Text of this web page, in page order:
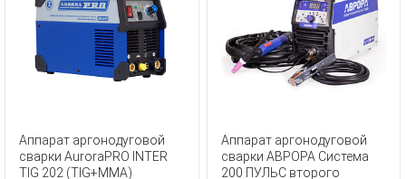
Аппарат аргонодуговой
сварки AuroraPRO INTER
TIG 202 (TIG+MMA)
Аппарат аргонодуговой
сварки АВРОРА Система
200 ПУЛЬС второго